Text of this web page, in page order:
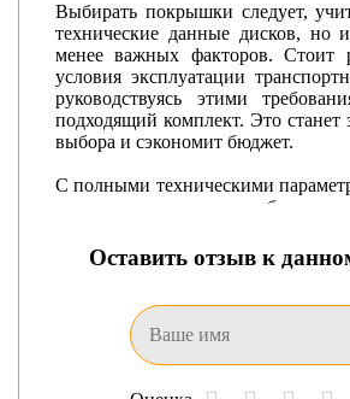
Оставить отзыв к
Выбирать покрышки следует,
технические данные дисков, но
менее важных факторов. Стоит
условия эксплуатации
руководствуясь этими
подходящий комплект. Это станет
выбора и сэкономит бюджет.
С полными техническими
модели шины для автомобиля
Из предложенного
всем поставленным
производитель представлен
видов шин. Широчайший